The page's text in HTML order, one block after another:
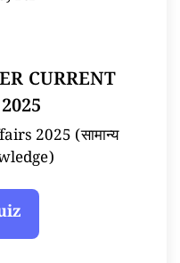
CURRENT
2025 (सामान्य